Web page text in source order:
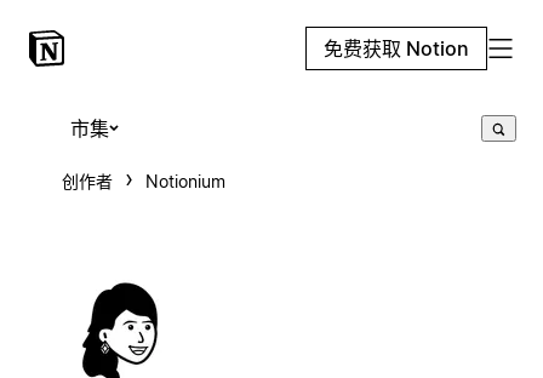
免费获取 Notion
市集
创作者 Notionium